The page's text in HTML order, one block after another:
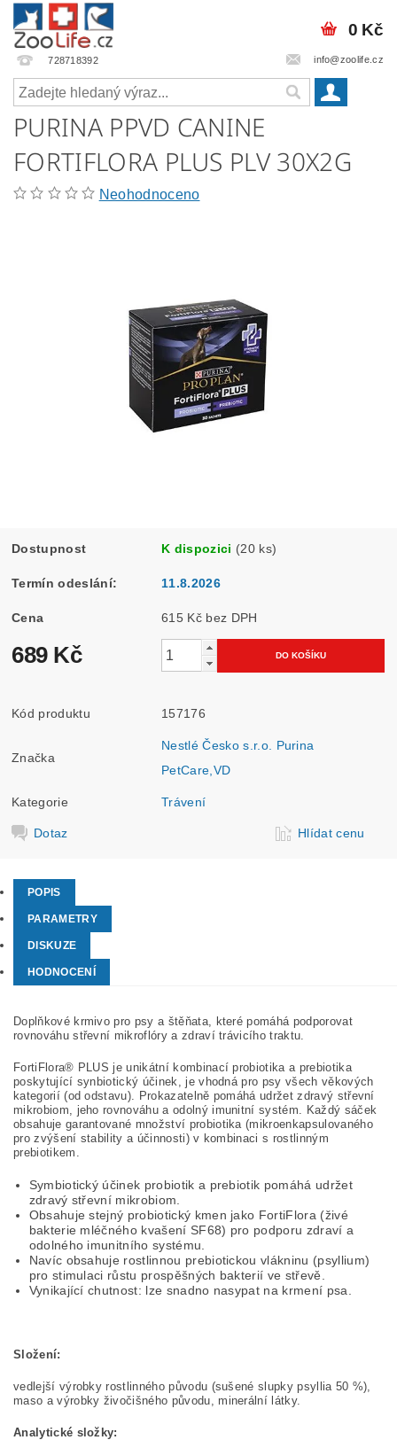
728718392 info@zoolife.cz
0 Kč
PURINA PPVD CANINE
FORTIFLORA PLUS PLV 30X2G
Neohodnoceno
Dostupnost K dispozici (20 ks)
Termín odeslání: 11.8.2026
Cena 615 Kč bez DPH
689 Kč
Kód produktu 157176
Značka
Nestlé Česko s.r.o. Purina
PetCare,VD
Kategorie Trávení
Dotaz Hlídat cenu
POPIS
PARAMETRY
DISKUZE
HODNOCENÍ
Doplňkové krmivo pro psy a štěňata, které pomáhá podporovat
rovnováhu střevní mikroflóry a zdraví trávicího traktu.
FortiFlora® PLUS je unikátní kombinací probiotika a prebiotika
poskytující synbiotický účinek, je vhodná pro psy všech věkových
kategorií (od odstavu). Prokazatelně pomáhá udržet zdravý střevní
mikrobiom, jeho rovnováhu a odolný imunitní systém. Každý sáček
obsahuje garantované množství probiotika (mikroenkapsulovaného
pro zvýšení stability a účinnosti) v kombinaci s rostlinným
prebiotikem.
Symbiotický účinek probiotik a prebiotik pomáhá udržet
zdravý střevní mikrobiom.
Obsahuje stejný probiotický kmen jako FortiFlora (živé
bakterie mléčného kvašení SF68) pro podporu zdraví a
odolného imunitního systému.
Navíc obsahuje rostlinnou prebiotickou vlákninu (psyllium)
pro stimulaci růstu prospěšných bakterií ve střevě.
Vynikající chutnost: lze snadno nasypat na krmení psa.
Složení:
vedlejší výrobky rostlinného původu (sušené slupky psyllia 50 %),
maso a výrobky živočišného původu, minerální látky.
Analytické složky: